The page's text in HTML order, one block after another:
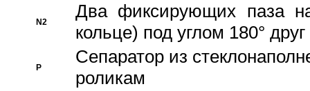
N2
Два фиксирующих паза
кольце) под углом 180° друг
P
Cепаратор из
роликам